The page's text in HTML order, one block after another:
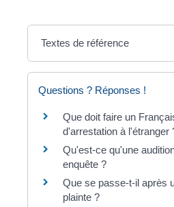
Textes de référence
Questions ? Réponses !
Que doit faire un
d'arrestation à l'étranger
Qu'est-ce qu'une
enquête ?
Que se passe-t-il après
plainte ?